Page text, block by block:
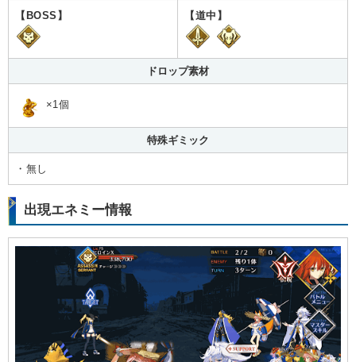
【BOSS】 【道中】
ドロップ素材
×1個
特殊ギミック
・無し
出現エネミー情報